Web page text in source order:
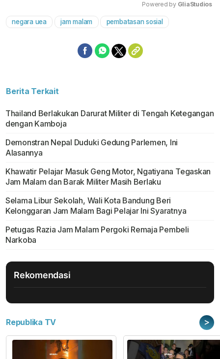
Powered by GliaStudios
negara uea jam malam pembatasan sosial
Berita Terkait
Thailand Berlakukan Darurat Militer di Tengah Ketegangan
dengan Kamboja
Demonstran Nepal Duduki Gedung Parlemen, Ini
Alasannya
Khawatir Pelajar Masuk Geng Motor, Ngatiyana Tegaskan
Jam Malam dan Barak Militer Masih Berlaku
Selama Libur Sekolah, Wali Kota Bandung Beri
Kelonggaran Jam Malam Bagi Pelajar Ini Syaratnya
Petugas Razia Jam Malam Pergoki Remaja Pembeli
Narkoba
Rekomendasi
Republika TV >